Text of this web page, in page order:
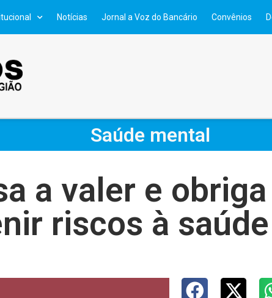
Notícias Jornal a Voz do Bancário Convênios
Saúde mental
a valer e
riscos à